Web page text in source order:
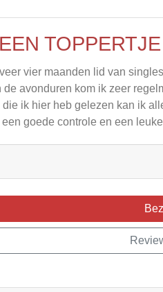
TOPPERTJE
vier maanden lid van
de avonduren kom ik zeer
ik hier heb gelezen kan ik
goede controle en een